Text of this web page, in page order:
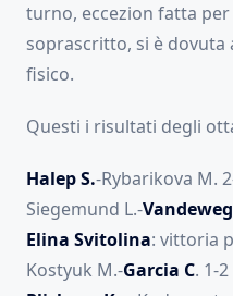
turno, eccezion fatta
soprascritto, si è
fisico.
Questi i risultati degli
Halep S.-Rybarikova M.
Siegemund L.-
Elina Svitolina: vittoria
Kostyuk M.-Garcia C. 1-